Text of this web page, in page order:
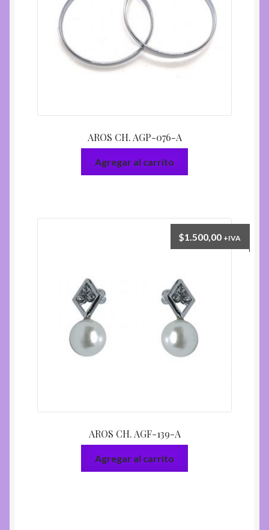
AROS CH. AGP-076-A
Agregar al carrito
AROS CH. AGF-139-A
$1.500,00 +IVA
Agregar al carrito